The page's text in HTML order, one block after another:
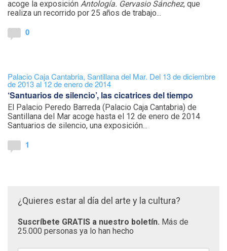
acoge la exposición Antología. Gervasio Sánchez, que
realiza un recorrido por 25 años de trabajo...
0
Palacio Caja Cantabria, Santillana del Mar. Del 13 de diciembre
de 2013 al 12 de enero de 2014
‘Santuarios de silencio’, las cicatrices del tiempo
El Palacio Peredo Barreda (Palacio Caja Cantabria) de
Santillana del Mar acoge hasta el 12 de enero de 2014
Santuarios de silencio, una exposición...
1
¿Quieres estar al día del arte y la cultura?
Suscríbete GRATIS a nuestro boletín. Más de
25.000 personas ya lo han hecho